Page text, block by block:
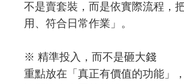
不是賣套裝，而是依實際流程，
用、符合日常作業」。
※ 精準投入，而不是砸大錢
重點放在「真正有價值的功能」